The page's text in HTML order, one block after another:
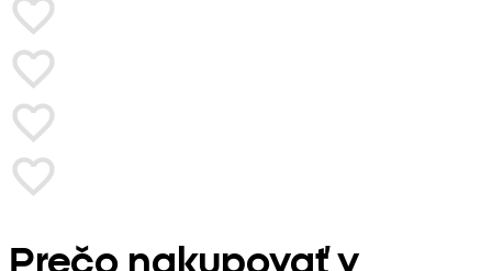
Prečo nakupovať v